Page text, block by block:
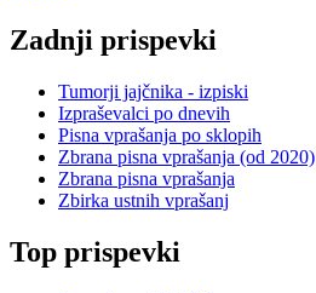
Zadnji prispevki
Tumorji jajčnika - izpiski
Izpraševalci po dnevih
Pisna vprašanja po sklopih
Zbrana pisna vprašanja (od 2020)
Zbrana pisna vprašanja
Zbirka ustnih vprašanj
Top prispevki